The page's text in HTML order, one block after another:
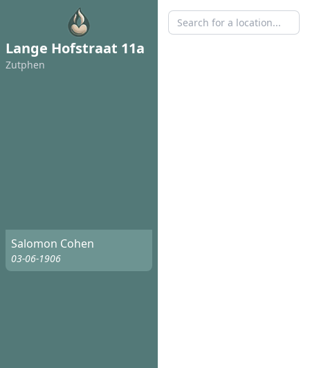
Lange Hofstraat 11a
Zutphen
Salomon Cohen
03-06-1906